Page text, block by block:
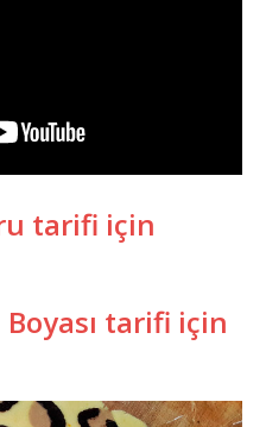
tarifi için
Boyası tarifi için